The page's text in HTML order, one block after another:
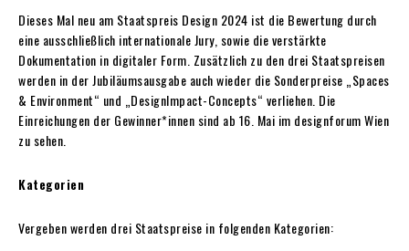
Dieses Mal neu am Staatspreis Design 2024 ist die Bewertung durch
eine ausschließlich internationale Jury, sowie die verstärkte
Dokumentation in digitaler Form. Zusätzlich zu den drei Staatspreisen
werden in der Jubiläumsausgabe auch wieder die Sonderpreise „Spaces
& Environment“ und „DesignImpact-Concepts“ verliehen. Die
Einreichungen der Gewinner*innen sind ab 16. Mai im designforum Wien
zu sehen.
Kategorien
Vergeben werden drei Staatspreise in folgenden Kategorien: